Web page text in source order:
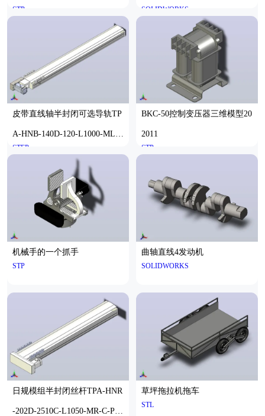
STP SOLIDWORKS
皮带直线轴半封闭可选导轨TP
A-HNB-140D-120-L1000-ML-C
-P40-N3
STEP
BKC-50控制变压器三维模型20
2011
STP
机械手的一个抓手
STP
曲轴直线4发动机
SOLIDWORKS
日规模组半封闭丝杆TPA-HNR
-202D-2510C-L1050-MR-C-P75
草坪拖拉机拖车
STL